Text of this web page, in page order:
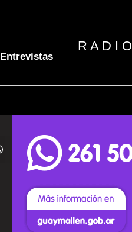
Entrevistas
R A D I O